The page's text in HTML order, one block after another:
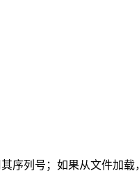
列号；如果从文件加